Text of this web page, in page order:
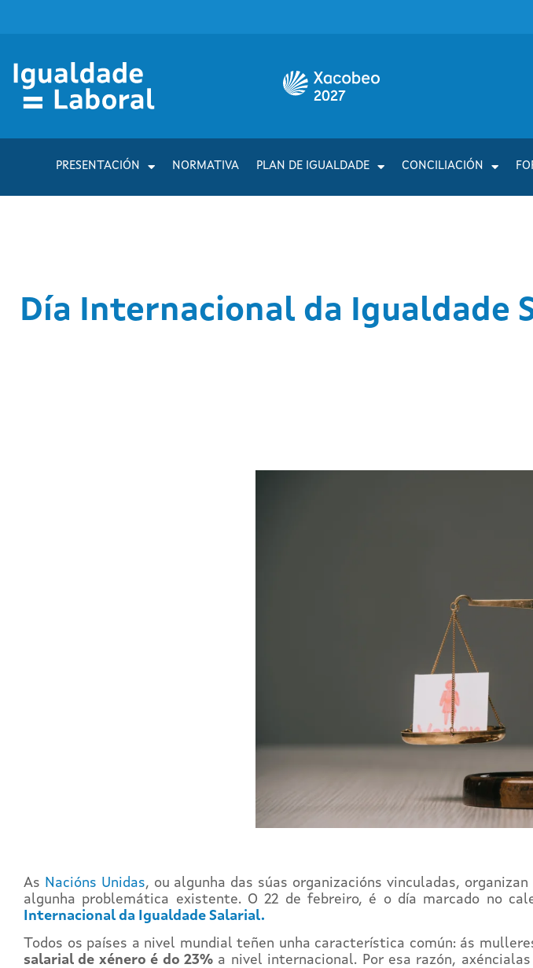
PRESENTACIÓN NORMATIVA PLAN DE IGUALDADE CONCILIACIÓN
Día Internacional da Igualdade
As Nacións Unidas, ou algunha das súas organizacións vinculadas,
algunha problemática existente. O 22 de febreiro, é o día marcado no
Internacional da Igualdade Salarial.
Todos os países a nivel mundial teñen unha característica común: ás
salarial de xénero é do 23%a nivel internacional. Por esa razón, axéncialas